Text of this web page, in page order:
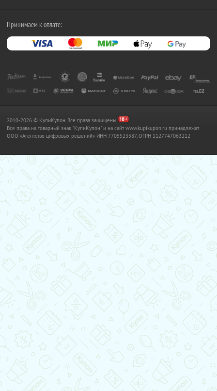
Принимаем к оплате:
2010-2026 © КупиКупон. Все права защищены.
Все права на товарный знак "КупиКупон" и на сайт www.kupikupon.ru принадлежат
OOO «Агентство цифровых решений» ИНН 7705523387, ОГРН 1127747063212